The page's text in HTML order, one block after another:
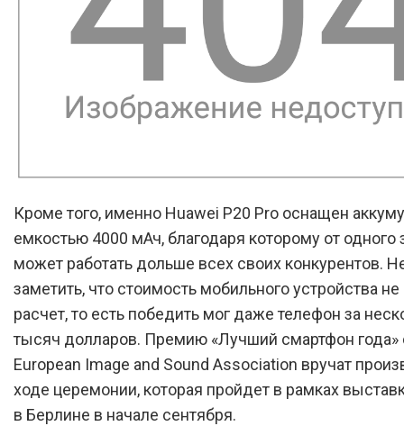
Кроме того, именно Huawei P20 Pro оснащен
емкостью 4000 мАч, благодаря которому от одного
может работать дольше всех своих конкурентов.
заметить, что стоимость мобильного устройства не
расчет, то есть победить мог даже телефон за
тысяч долларов. Премию «Лучший смартфон года»
European Image and Sound Association вручат
ходе церемонии, которая пройдет в рамках
в Берлине в начале сентября.